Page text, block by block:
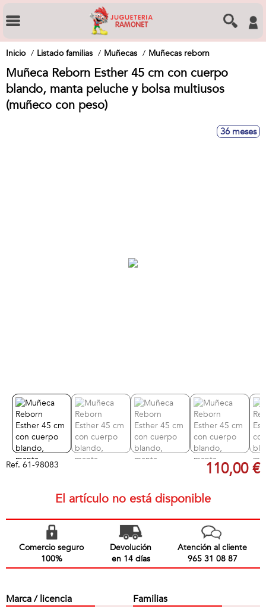
Inicio Listado familias Muñecas Muñecas reborn
Muñeca Reborn Esther 45 cm con cuerpo
blando, manta peluche y bolsa multiusos
(muñeco con peso)
36 meses
Ref. 61-98083 110,00 €
El artículo no está disponible
Comercio seguro
100%
Devolución
en 14 días
Atención al cliente
965 31 08 87
Marca / licencia Familias